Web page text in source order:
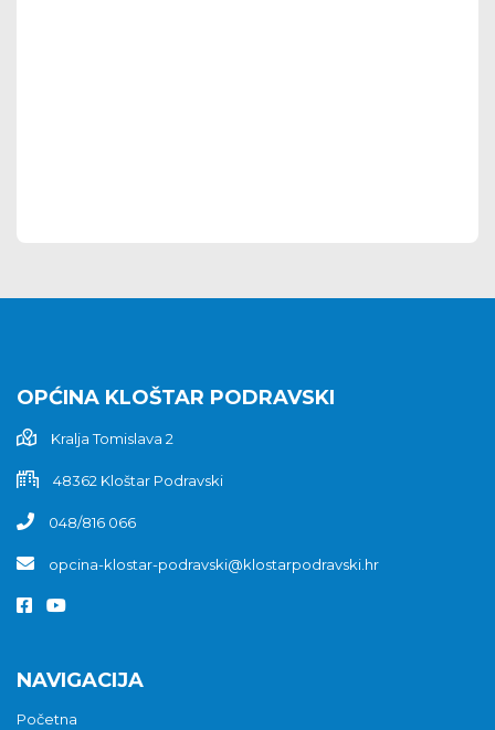
OPĆINA KLOŠTAR PODRAVSKI
Kralja Tomislava 2
48362 Kloštar Podravski
048/816 066
opcina-klostar-podravski@klostarpodravski.hr
NAVIGACIJA
Početna